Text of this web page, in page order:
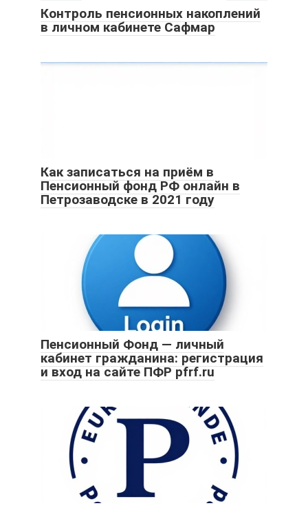
Контроль пенсионных накоплений
в личном кабинете Сафмар
Как записаться на приём в
Пенсионный фонд РФ онлайн в
Петрозаводске в 2021 году
Пенсионный Фонд — личный
кабинет гражданина: регистрация
и вход на сайте ПФР pfrf.ru